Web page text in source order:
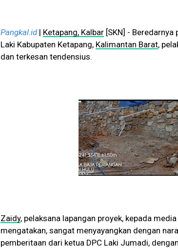
Pangkal.id| Ketapang, Kalbar [SKN] -
Laki Kabupaten Ketapang, Kalimantan Barat,
dan terkesan tendensius.
Zaidy, pelaksana lapangan proyek, kepada
mengatakan, sangat menyayangkan dengan
pemberitaan dari ketua DPC Laki Jumadi,